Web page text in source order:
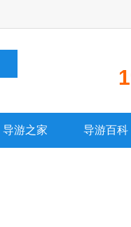
导游之家 导游百科